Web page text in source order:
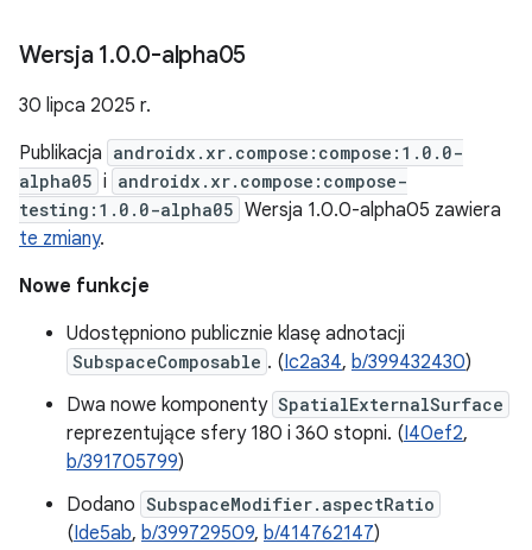
Wersja 1.0.0-alpha05
30 lipca 2025 r.
Publikacja androidx.xr.compose:compose:1.0.0-
alpha05 i androidx.xr.compose:compose-
testing:1.0.0-alpha05 Wersja 1.0.0-alpha05 zawiera
te zmiany.
Nowe funkcje
Udostępniono publicznie klasę adnotacji
SubspaceComposable . (Ic2a34, b/399432430)
Dwa nowe komponenty SpatialExternalSurface
reprezentujące sfery 180 i 360 stopni. (I40ef2,
b/391705799)
Dodano SubspaceModifier.aspectRatio
(Ide5ab, b/399729509, b/414762147)